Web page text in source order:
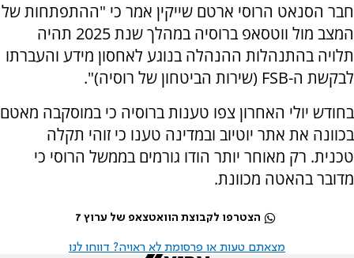
חבר הסנאט הרוסי ארטם שייקין אמר כי "ההתפתחות של
המצב מול ווטסאפ ברוסיה במהלך שנת 2025 תהיה
תלויה בהתנהלות ההנהלה בנוגע לאחסון מידע והעברתו
לבקשת ה-FSB (שירות הביטחון של רוסיה)".
בחודש יולי האחרון צפו טענות ברוסיה כי במוסקבה מאטם
בכוונה את אתר יוטיוב ובמדינה טענו כי זוהי תקלה
טכנית. רק מאוחר יותר הודו גורמים בממשל הרוסי כי
מדובר בהאטה מכוונת.
הצטרפו לקבוצת הוואטצאפ של ערוץ 7
מצאתם טעות או פרסומת לא ראויה? דווחו לנו